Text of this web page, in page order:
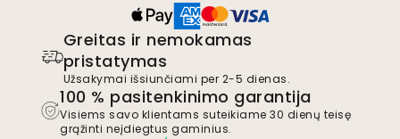
Greitas ir nemokamas
pristatymas
Užsakymai išsiunčiami per 2-5 dienas.
100 % pasitenkinimo garantija
Visiems savo klientams suteikiame 30 dienų teisę
grąžinti neįdiegtus gaminius.